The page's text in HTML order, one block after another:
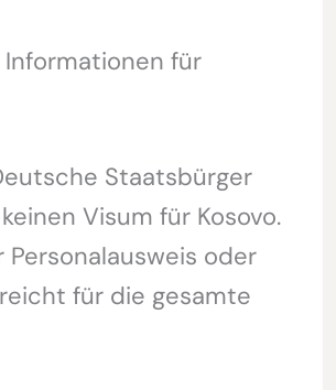
für
Staatsbürger
Visum für Kosovo.
Personalausweis oder
für die gesamte